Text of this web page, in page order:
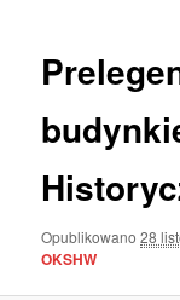
Opublikowano28
OKSHW